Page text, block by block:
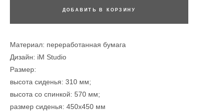
ДОБАВИТЬ В КОРЗИНУ
Материал: переработанная бумага
Дизайн: iM Studio
Размер:
высота сиденья: 310 мм;
высота со спинкой: 570 мм;
размер сиденья: 450х450 мм